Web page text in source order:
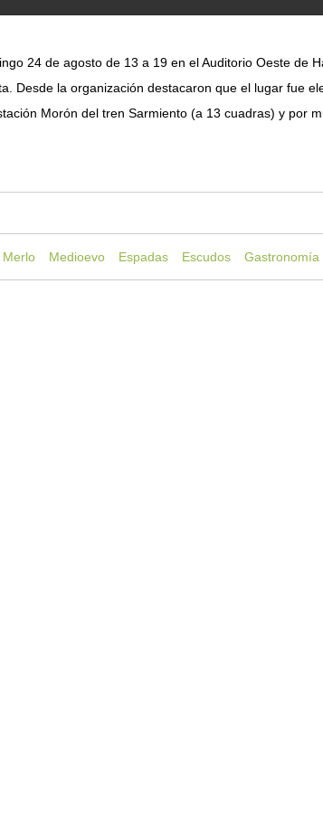
24 de agosto de 13 a 19 en el Auditorio Oeste de
Desde la organización destacaron que el lugar fue
Morón del tren Sarmiento (a 13 cuadras) y por
Merlo Medioevo Espadas Escudos Gastronomía